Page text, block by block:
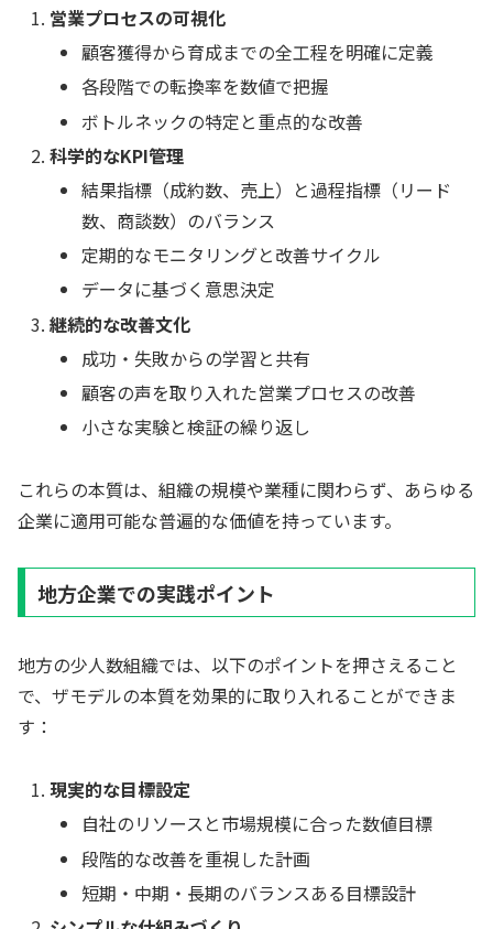
営業プロセスの可視化
顧客獲得から育成までの全工程を明確に定義
各段階での転換率を数値で把握
ボトルネックの特定と重点的な改善
科学的なKPI管理
結果指標（成約数、売上）と過程指標（リード
数、商談数）のバランス
定期的なモニタリングと改善サイクル
データに基づく意思決定
継続的な改善文化
成功・失敗からの学習と共有
顧客の声を取り入れた営業プロセスの改善
小さな実験と検証の繰り返し
これらの本質は、組織の規模や業種に関わらず、あらゆる
企業に適用可能な普遍的な価値を持っています。
地方企業での実践ポイント
地方の少人数組織では、以下のポイントを押さえること
で、ザモデルの本質を効果的に取り入れることができま
す：
現実的な目標設定
自社のリソースと市場規模に合った数値目標
段階的な改善を重視した計画
短期・中期・長期のバランスある目標設計